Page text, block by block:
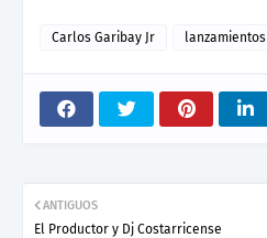
Carlos Garibay Jr lanzamientos
ANTIGUOS
El Productor y Dj Costarricense